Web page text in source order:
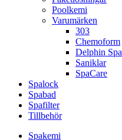
Poolkemi
Varumärken
303
Chemoform
Delphin Spa
Saniklar
SpaCare
Spalock
Spabad
Spafilter
Tillbehör
Spakemi